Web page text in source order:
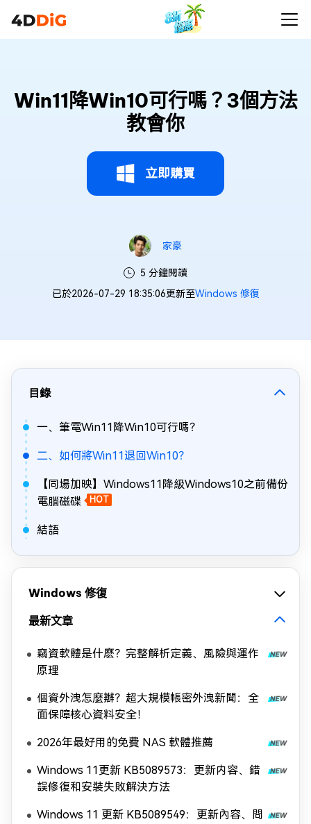
Win11降Win10可行嗎？3個方法
教會你
立即購買
家豪
5 分鐘閱讀
已於2026-07-29 18:35:06更新至Windows 修復
目錄
一、筆電Win11降Win10可行嗎？
二、如何將Win11退回Win10？
【同場加映】Windows11降級Windows10之前備份
電腦磁碟
HOT
結語
Windows 修復
最新文章
竊資軟體是什麽？完整解析定義、風險與運作
原理
個資外洩怎麼辦？超大規模帳密外洩新聞：全
面保障核心資料安全！
2026年最好用的免費 NAS 軟體推薦
Windows 11更新 KB5089573：更新内容、錯
誤修復和安裝失敗解決方法
Windows 11 更新 KB5089549：更新內容、問